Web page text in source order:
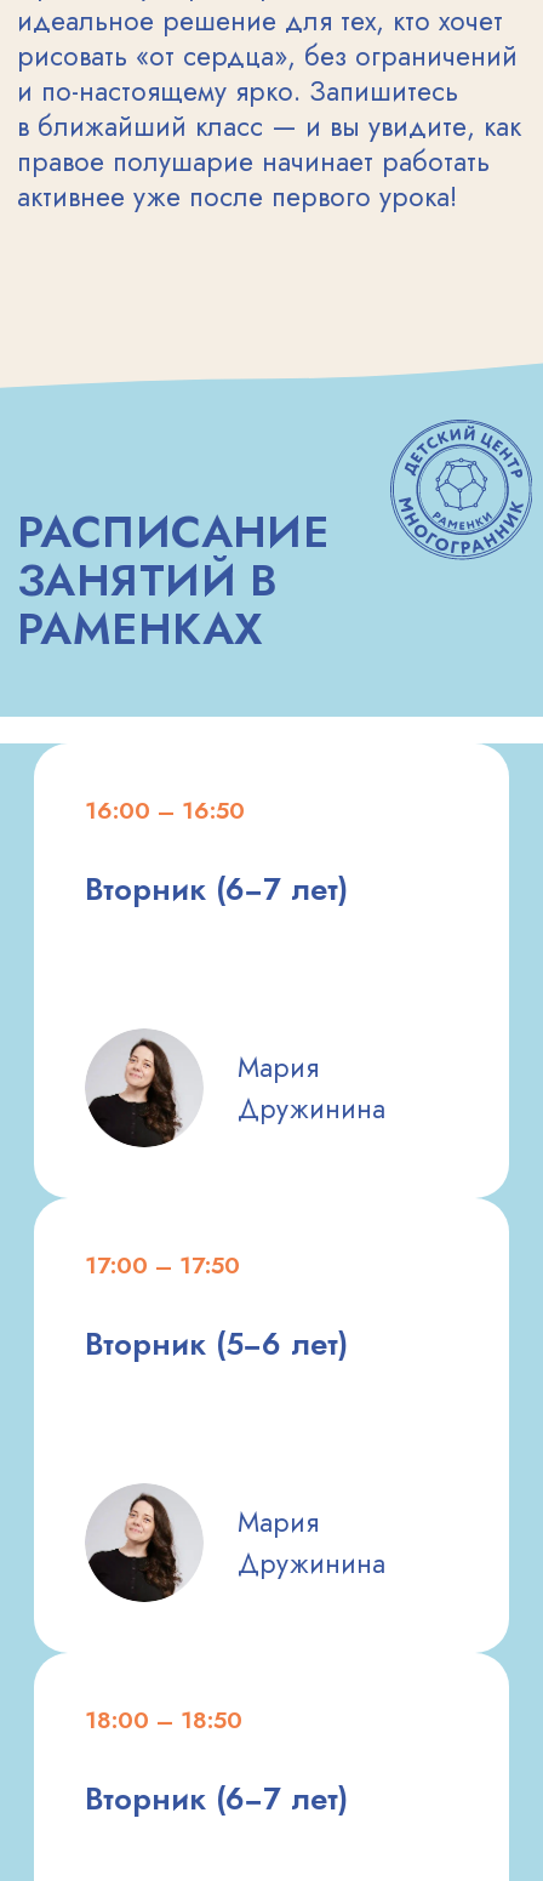
ДРУЖИНИНА МАРИЯ
Подготовка к школе
2007 — Пензенский Государственный
Педагогический Университет
2009 — Курсы по обучению чтения
по методике Зайцева,
2010 — Open World USA направление
педагогика, Центр «Открытый мир»,
2016 — Онлайн курс Ментальная
арифметика
2023 — Семинар «Игровая математика для
дошкольников», Мышематика Жени Кац
Опыт работы
За многие годы работы сложилась
программа, включающая в себя самые
«В своей работе главной задачей вижу
не только научить ребенка читать, писать
и считать, а полюбить процесс узнавания
нового, не бояться ошибаться, развивать
потребность в своем собственном росте
в знаниях и умениях, гибко мыслить, быть
самостоятельным.»
ЧАСТО ЗАДАВАЕМЫЕ
ВОПРОСЫ